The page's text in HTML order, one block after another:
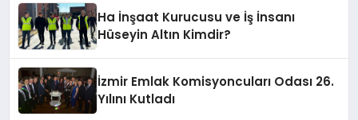
Ha İnşaat Kurucusu ve İş İnsanı
Hüseyin Altın Kimdir?
İzmir Emlak Komisyoncuları Odası 26.
Yılını Kutladı